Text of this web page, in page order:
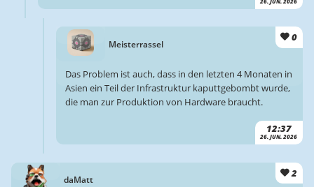
Meisterrassel
0
12:37
26. JUN. 2026
Das Problem ist auch, dass in den letzten 4 Monaten in
Asien ein Teil der Infrastruktur kaputtgebombt wurde,
die man zur Produktion von Hardware braucht.
daMatt
2